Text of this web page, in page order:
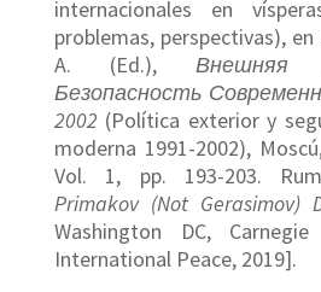
internacionales en
problemas, perspectivas),
A. (Ed.),
Безопасность
2002 (Política exterior y
moderna 1991-2002),
Vol. 1, pp. 193-203.
Primakov (Not Gerasimov)
Washington DC,
International Peace, 2019].